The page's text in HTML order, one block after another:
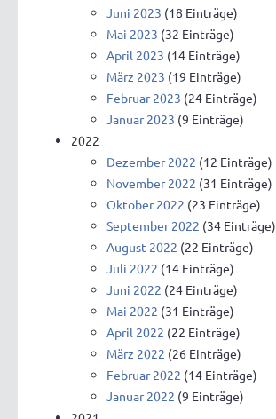
Juni 2023 (18 Einträge)
Mai 2023 (32 Einträge)
April 2023 (14 Einträge)
März 2023 (19 Einträge)
Februar 2023 (24 Einträge)
Januar 2023 (9 Einträge)
2022
Dezember 2022 (12 Einträge)
November 2022 (31 Einträge)
Oktober 2022 (23 Einträge)
September 2022 (34 Einträge)
August 2022 (22 Einträge)
Juli 2022 (14 Einträge)
Juni 2022 (24 Einträge)
Mai 2022 (31 Einträge)
April 2022 (22 Einträge)
März 2022 (26 Einträge)
Februar 2022 (14 Einträge)
Januar 2022 (9 Einträge)